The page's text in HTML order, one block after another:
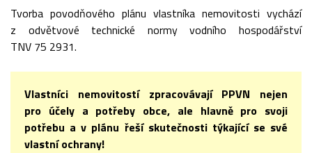
Tvorba povodňového plánu vlastníka nemovitosti vychází
z odvětvové technické normy vodního hospodářství
TNV 75 2931.
Vlastníci nemovitostí zpracovávají PPVN nejen
pro účely a potřeby obce, ale hlavně pro svoji
potřebu a v plánu řeší skutečnosti týkající se své
vlastní ochrany!